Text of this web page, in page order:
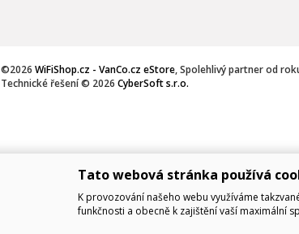
©2026 WiFiShop.cz - VanCo.cz eStore, Spolehlivý partner od
Technické řešení © 2026 CyberSoft s.r.o.
Tato webová stránka používá
K provozování našeho webu využíváme
funkčnosti a obecně k zajištění vaší maximální